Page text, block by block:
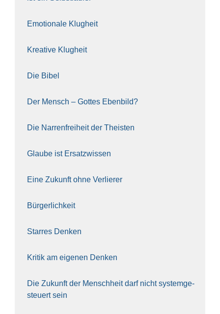
Emo­tio­na­le Klug­heit
Krea­ti­ve Klug­heit
Die Bibel
Der Mensch – Got­tes Eben­bild?
Die Nar­ren­frei­heit der The­is­ten
Glau­be ist Ersatz­wis­sen
Eine Zukunft ohne Ver­lie­rer
Bür­ger­lich­keit
Star­res Den­ken
Kri­tik am eige­nen Den­ken
Die Zukunft der Mensch­heit darf nicht sys­tem­ge­
steu­ert sein